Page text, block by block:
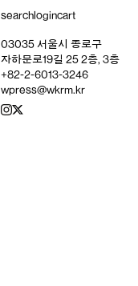
searchlogincart
03035 서울시 종로구
자하문로19길 25 2층, 3층
+82-2-6013-3246
wpress@wkrm.kr